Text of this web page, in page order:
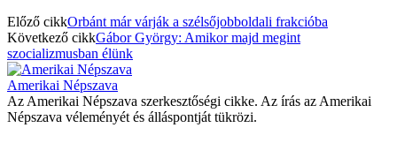
Előző cikkOrbánt már várják a szélsőjobboldali frakcióba
Következő cikkGábor György: Amikor majd megint
szocializmusban élünk
Amerikai Népszava
Az Amerikai Népszava szerkesztőségi cikke. Az írás az Amerikai
Népszava véleményét és álláspontját tükrözi.